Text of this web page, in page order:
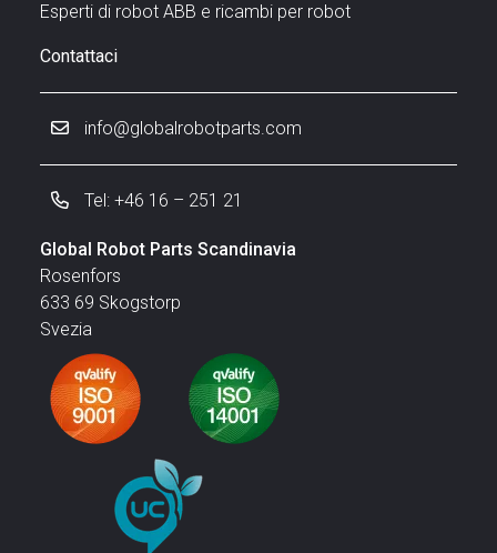
Esperti di robot ABB e ricambi per robot
Contattaci
info@globalrobotparts.com
Tel: +46 16 – 251 21
Global Robot Parts Scandinavia
Rosenfors
633 69 Skogstorp
Svezia